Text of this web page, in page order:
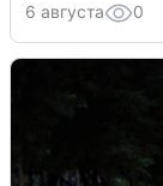
6 августа 0